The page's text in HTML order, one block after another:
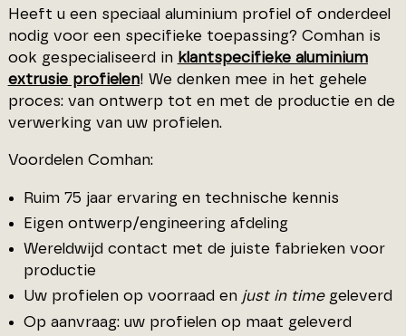
Heeft u een speciaal aluminium profiel of onderdeel
nodig voor een specifieke toepassing? Comhan is
ook gespecialiseerd in klantspecifieke aluminium
extrusie profielen! We denken mee in het gehele
proces: van ontwerp tot en met de productie en de
verwerking van uw profielen.
Voordelen Comhan:
Ruim 75 jaar ervaring en technische kennis
Eigen ontwerp/engineering afdeling
Wereldwijd contact met de juiste fabrieken voor
productie
Uw profielen op voorraad en just in timegeleverd
Op aanvraag: uw profielen op maat geleverd